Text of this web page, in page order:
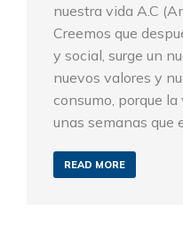
nuestra vida A.C
Creemos que
y social, surge un
nuevos valores y
consumo, porque
unas semanas que
READ MORE